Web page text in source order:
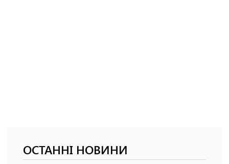
ОСТАННІ НОВИНИ